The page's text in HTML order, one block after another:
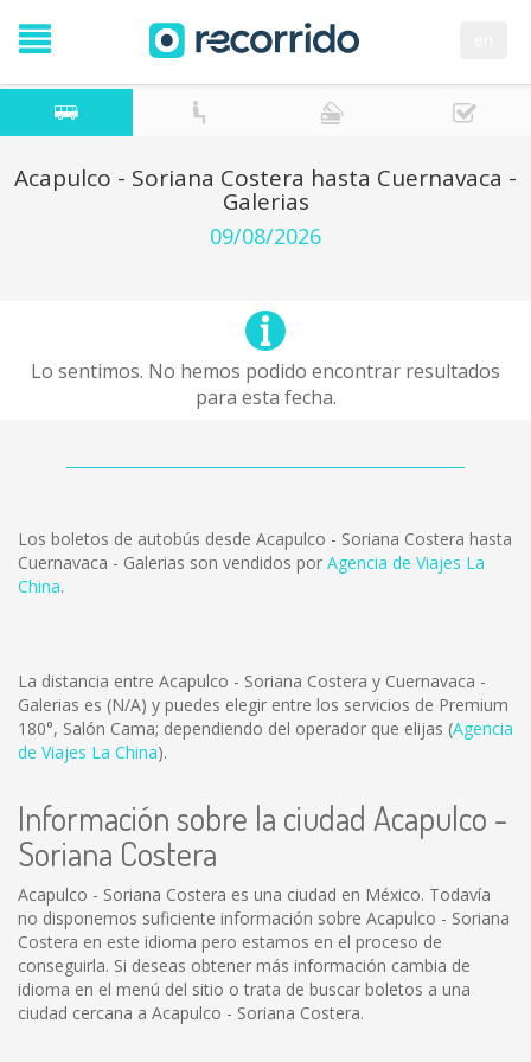
Acapulco - Soriana Costera hasta Cuernavaca -
Galerias
09/08/2026
Lo sentimos. No hemos podido encontrar resultados
para esta fecha.
Los boletos de autobús desde Acapulco - Soriana Costera hasta
Cuernavaca - Galerias son vendidos por Agencia de Viajes La
China.
La distancia entre Acapulco - Soriana Costera y Cuernavaca -
Galerias es (N/A) y puedes elegir entre los servicios de Premium
180°, Salón Cama; dependiendo del operador que elijas (Agencia
de Viajes La China).
Información sobre la ciudad Acapulco -
Soriana Costera
Acapulco - Soriana Costera es una ciudad en México. Todavía
no disponemos suficiente información sobre Acapulco - Soriana
Costera en este idioma pero estamos en el proceso de
conseguirla. Si deseas obtener más información cambia de
idioma en el menú del sitio o trata de buscar boletos a una
ciudad cercana a Acapulco - Soriana Costera.